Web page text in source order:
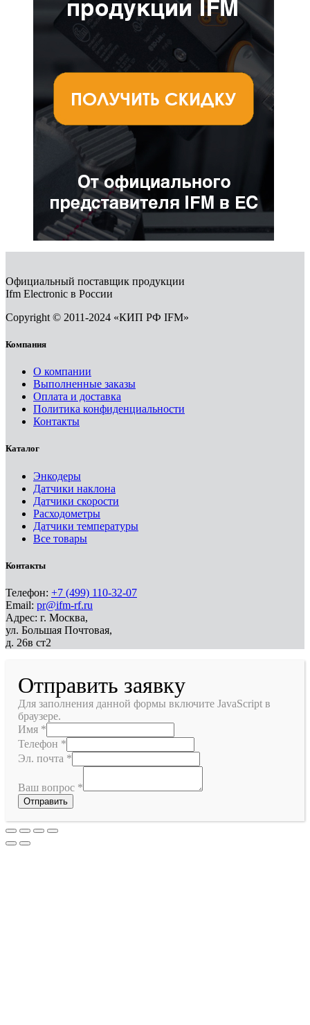
Официальный поставщик продукции
Ifm Electronic в России
Copyright © 2011-2024 «КИП РФ IFM»
Компания
О компании
Выполненные заказы
Оплата и доставка
Политика конфиденциальности
Контакты
Каталог
Энкодеры
Датчики наклона
Датчики скорости
Расходометры
Датчики температуры
Все товары
Контакты
Телефон: +7 (499) 110-32-07
Email: pr@ifm-rf.ru
Адрес: г. Москва,
ул. Большая Почтовая,
д. 26в ст2
Отправить заявку
Для заполнения данной формы включите JavaScript в
браузере.
Имя *
Телефон *
Эл. почта *
Ваш вопрос *
Отправить